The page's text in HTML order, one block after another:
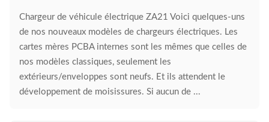
Chargeur de véhicule électrique ZA21 Voici quelques-uns
de nos nouveaux modèles de chargeurs électriques. Les
cartes mères PCBA internes sont les mêmes que celles de
nos modèles classiques, seulement les
extérieurs/enveloppes sont neufs. Et ils attendent le
développement de moisissures. Si aucun de ...